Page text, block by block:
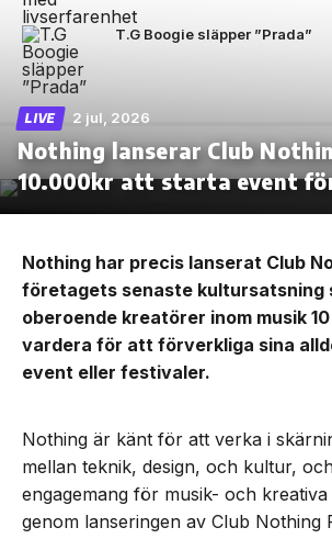
T.G Boogie släpper ”Prada”
LIVE 2 jul, 2026
Nothing lanserar Club
10.000kr att starta event
Nothing har precis lanserat Club
företagets senaste kultursatsning
oberoende kreatörer inom musik
vardera för att förverkliga sina
event eller festivaler.
Nothing är känt för att verka i
mellan teknik, design, och kultur,
engagemang för musik- och kreativa
genom lanseringen av Club Nothing